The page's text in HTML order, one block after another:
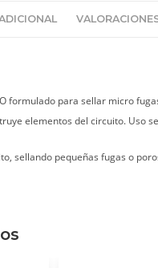
formulado para sellar micro
elementos del circuito. Uso
sellando pequeñas fugas o